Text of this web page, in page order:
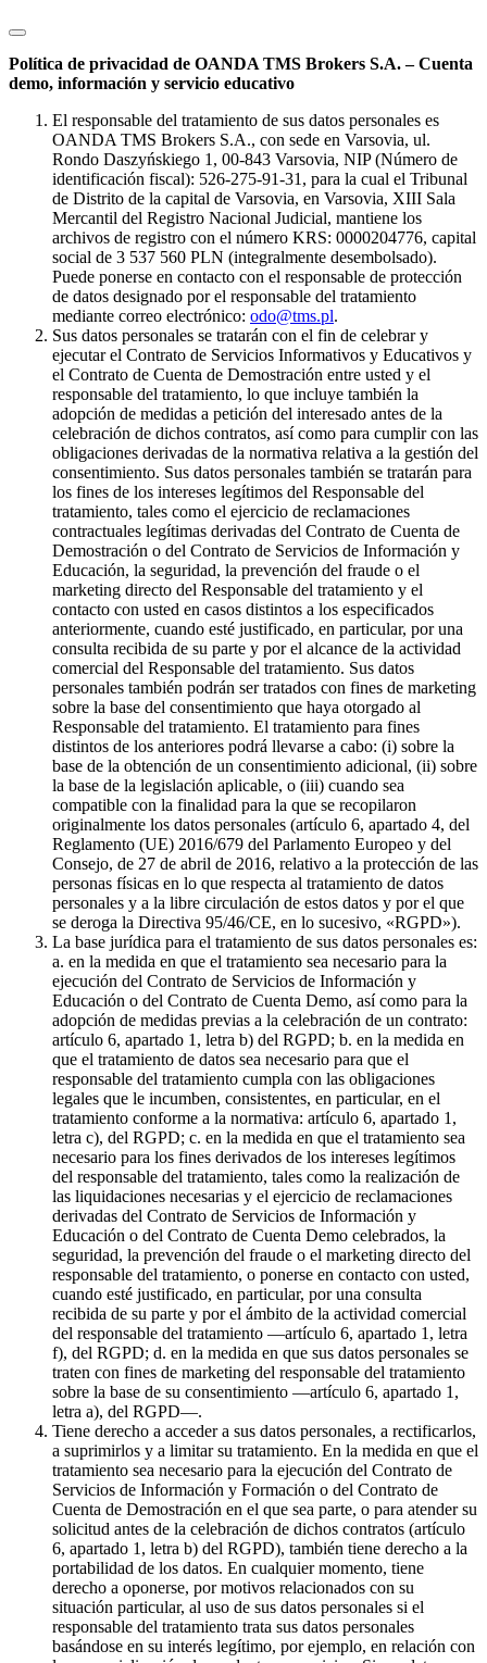
Política de privacidad de OANDA TMS Brokers S.A. – Cuenta
demo, información y servicio educativo
El responsable del tratamiento de sus datos personales es
OANDA TMS Brokers S.A., con sede en Varsovia, ul.
Rondo Daszyńskiego 1, 00-843 Varsovia, NIP (Número de
identificación fiscal): 526-275-91-31, para la cual el Tribunal
de Distrito de la capital de Varsovia, en Varsovia, XIII Sala
Mercantil del Registro Nacional Judicial, mantiene los
archivos de registro con el número KRS: 0000204776, capital
social de 3 537 560 PLN (integralmente desembolsado).
Puede ponerse en contacto con el responsable de protección
de datos designado por el responsable del tratamiento
mediante correo electrónico: odo@tms.pl.
Sus datos personales se tratarán con el fin de celebrar y
ejecutar el Contrato de Servicios Informativos y Educativos y
el Contrato de Cuenta de Demostración entre usted y el
responsable del tratamiento, lo que incluye también la
adopción de medidas a petición del interesado antes de la
celebración de dichos contratos, así como para cumplir con las
obligaciones derivadas de la normativa relativa a la gestión del
consentimiento. Sus datos personales también se tratarán para
los fines de los intereses legítimos del Responsable del
tratamiento, tales como el ejercicio de reclamaciones
contractuales legítimas derivadas del Contrato de Cuenta de
Demostración o del Contrato de Servicios de Información y
Educación, la seguridad, la prevención del fraude o el
marketing directo del Responsable del tratamiento y el
contacto con usted en casos distintos a los especificados
anteriormente, cuando esté justificado, en particular, por una
consulta recibida de su parte y por el alcance de la actividad
comercial del Responsable del tratamiento. Sus datos
personales también podrán ser tratados con fines de marketing
sobre la base del consentimiento que haya otorgado al
Responsable del tratamiento. El tratamiento para fines
distintos de los anteriores podrá llevarse a cabo: (i) sobre la
base de la obtención de un consentimiento adicional, (ii) sobre
la base de la legislación aplicable, o (iii) cuando sea
compatible con la finalidad para la que se recopilaron
originalmente los datos personales (artículo 6, apartado 4, del
Reglamento (UE) 2016/679 del Parlamento Europeo y del
Consejo, de 27 de abril de 2016, relativo a la protección de las
personas físicas en lo que respecta al tratamiento de datos
personales y a la libre circulación de estos datos y por el que
se deroga la Directiva 95/46/CE, en lo sucesivo, «RGPD»).
La base jurídica para el tratamiento de sus datos personales es:
a. en la medida en que el tratamiento sea necesario para la
ejecución del Contrato de Servicios de Información y
Educación o del Contrato de Cuenta Demo, así como para la
adopción de medidas previas a la celebración de un contrato:
artículo 6, apartado 1, letra b) del RGPD; b. en la medida en
que el tratamiento de datos sea necesario para que el
responsable del tratamiento cumpla con las obligaciones
legales que le incumben, consistentes, en particular, en el
tratamiento conforme a la normativa: artículo 6, apartado 1,
letra c), del RGPD; c. en la medida en que el tratamiento sea
necesario para los fines derivados de los intereses legítimos
del responsable del tratamiento, tales como la realización de
las liquidaciones necesarias y el ejercicio de reclamaciones
derivadas del Contrato de Servicios de Información y
Educación o del Contrato de Cuenta Demo celebrados, la
seguridad, la prevención del fraude o el marketing directo del
responsable del tratamiento, o ponerse en contacto con usted,
cuando esté justificado, en particular, por una consulta
recibida de su parte y por el ámbito de la actividad comercial
del responsable del tratamiento —artículo 6, apartado 1, letra
f), del RGPD; d. en la medida en que sus datos personales se
traten con fines de marketing del responsable del tratamiento
sobre la base de su consentimiento —artículo 6, apartado 1,
letra a), del RGPD—.
Tiene derecho a acceder a sus datos personales, a rectificarlos,
a suprimirlos y a limitar su tratamiento. En la medida en que el
tratamiento sea necesario para la ejecución del Contrato de
Servicios de Información y Formación o del Contrato de
Cuenta de Demostración en el que sea parte, o para atender su
solicitud antes de la celebración de dichos contratos (artículo
6, apartado 1, letra b) del RGPD), también tiene derecho a la
portabilidad de los datos. En cualquier momento, tiene
derecho a oponerse, por motivos relacionados con su
situación particular, al uso de sus datos personales si el
responsable del tratamiento trata sus datos personales
basándose en su interés legítimo, por ejemplo, en relación con